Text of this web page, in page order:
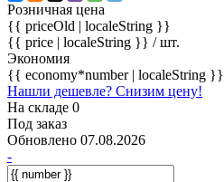
Розничная цена
{{ priceOld | localeString }}
{{ price | localeString }} / шт.
Экономия
{{ economy*number | localeString }}
Нашли дешевле? Снизим цену!
На складе 0
Под заказ
Обновлено 07.08.2026
-